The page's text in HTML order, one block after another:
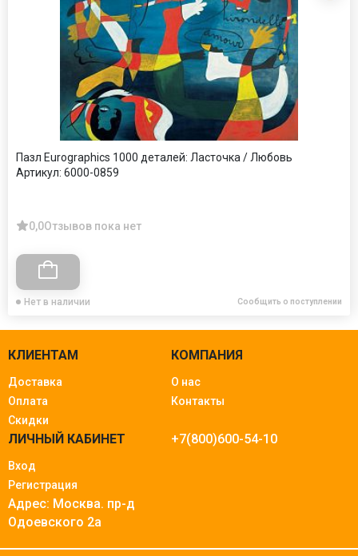
Пазл Eurographics 1000 деталей: Ласточка / Любовь
Артикул: 6000-0859
0,0Отзывов пока нет
Нет в наличии Сообщить о поступлении
КЛИЕНТАМ
Доставка
Оплата
Скидки
КОМПАНИЯ
О нас
Контакты
ЛИЧНЫЙ КАБИНЕТ
Вход
Регистрация
+7(800)600-54-10
Адрес: Москва. пр-д
Одоевского 2а